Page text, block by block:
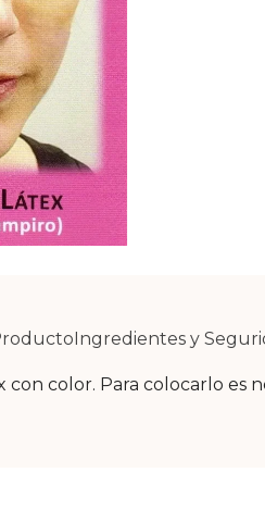
Ingredientes y
con color. Para colocarlo es